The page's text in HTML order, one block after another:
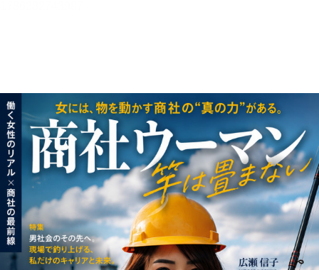
広瀬 信子
目次
目次を表示します。
この作品について
この作品の書誌情報を表示します。
本文検索
本文内から文字を検索します。